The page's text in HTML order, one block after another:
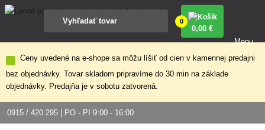
Ceny uvedené na e-shope sa môžu líšiť od cien v kamennej predajni
bez objednávky. Tovar skladom pripravíme do 30 min na základe
objednávky. Predajňa je v sobotu zatvorená.
0915 / 420 295 | PO - PI 9:00 - 16:00
0
0,00 €
Menu